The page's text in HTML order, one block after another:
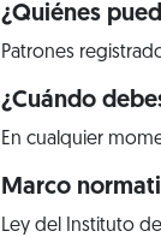
¿Quiénes
Patrones
¿Cuándo
En cualquier
Marco
Ley del Instituto